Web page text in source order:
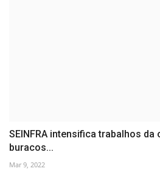
SEINFRA intensifica trabalhos da
buracos...
Mar 9, 2022